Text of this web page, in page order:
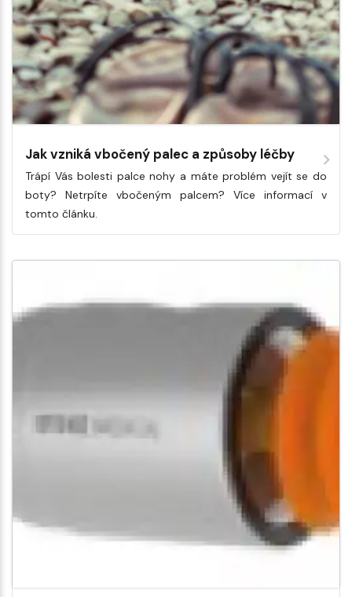
Jak vzniká vbočený palec a způsoby léčby
Trápí Vás bolesti palce nohy a máte problém vejít se do
boty? Netrpíte vbočeným palcem? Více informací v
tomto článku.